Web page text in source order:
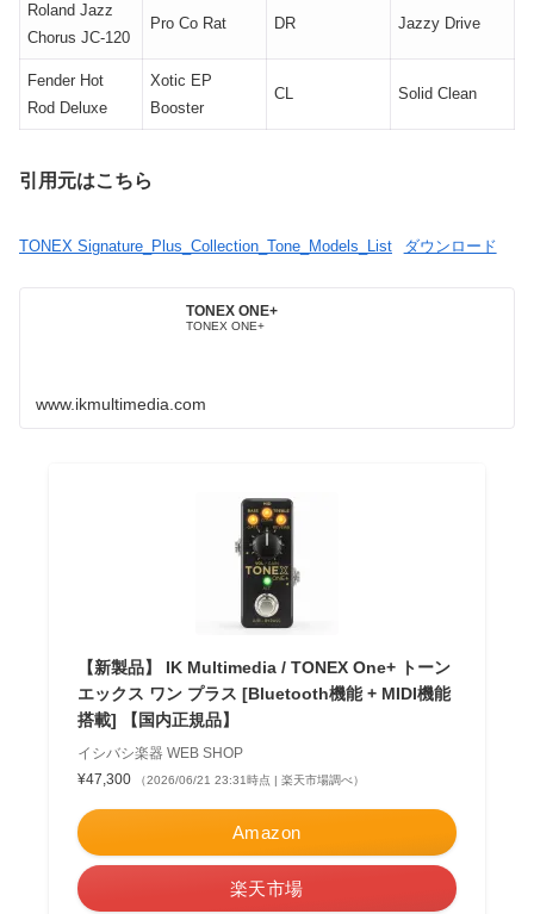
Roland Jazz
Chorus JC-120
Pro Co Rat DR Jazzy Drive
Fender Hot
Rod Deluxe
Xotic EP
Booster
CL Solid Clean
引用元はこちら
TONEX Signature_Plus_Collection_Tone_Models_List ダウンロード
TONEX ONE+
TONEX ONE+
www.ikmultimedia.com
【新製品】 IK Multimedia / TONEX One+ トーン
エックス ワン プラス [Bluetooth機能 + MIDI機能
搭載] 【国内正規品】
イシバシ楽器 WEB SHOP
¥47,300
（2026/06/21 23:31時点 | 楽天市場調べ）
Amazon
楽天市場